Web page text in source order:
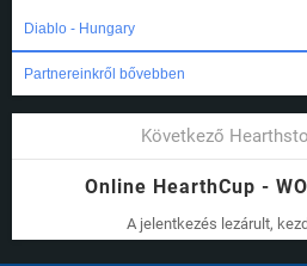
Diablo - Hungary
Partnereinkről bővebben
Következő
Online HearthCup -
A jelentkezés lezárult,